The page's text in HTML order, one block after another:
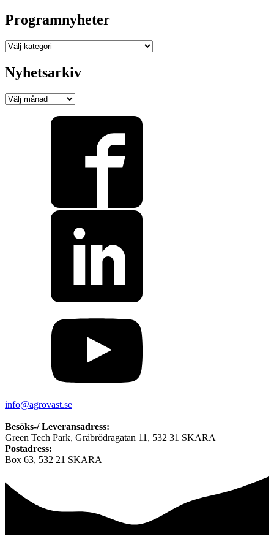
Programnyheter
Programnyheter
Nyhetsarkiv
Nyhetsarkiv
info@agrovast.se
Besöks-/ Leveransadress:
Green Tech Park, Gråbrödragatan 11, 532 31 SKARA
Postadress:
Box 63, 532 21 SKARA